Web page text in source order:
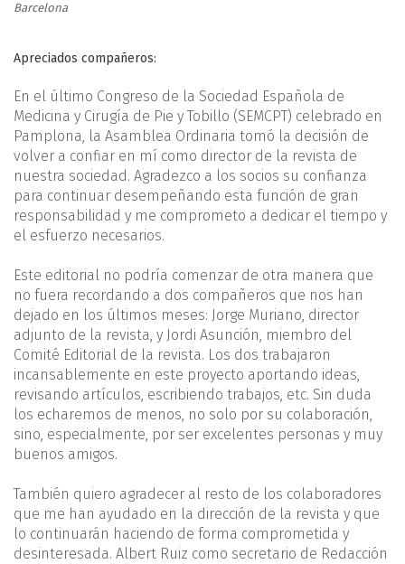
Barcelona
Apreciados compañeros:
En el último Congreso de la Sociedad Española de
Medicina y Cirugía de Pie y Tobillo (SEMCPT) celebrado en
Pamplona, la Asamblea Ordinaria tomó la decisión de
volver a confiar en mí como director de la revista de
nuestra sociedad. Agradezco a los socios su confianza
para continuar desempeñando esta función de gran
responsabilidad y me comprometo a dedicar el tiempo y
el esfuerzo necesarios.
Este editorial no podría comenzar de otra manera que
no fuera recordando a dos compañeros que nos han
dejado en los últimos meses: Jorge Muriano, director
adjunto de la revista, y Jordi Asunción, miembro del
Comité Editorial de la revista. Los dos trabajaron
incansablemente en este proyecto aportando ideas,
revisando artículos, escribiendo trabajos, etc. Sin duda
los echaremos de menos, no solo por su colaboración,
sino, especialmente, por ser excelentes personas y muy
buenos amigos.
También quiero agradecer al resto de los colaboradores
que me han ayudado en la dirección de la revista y que
lo continuarán haciendo de forma comprometida y
desinteresada. Albert Ruiz como secretario de Redacción